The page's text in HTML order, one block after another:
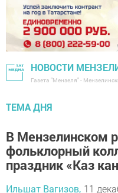
НОВОСТИ
Газета "Мензеля" -
ТЕМА ДНЯ
В Мензелинском
фольклорный
праздник «Каз
Ильшат Вагизов, 11